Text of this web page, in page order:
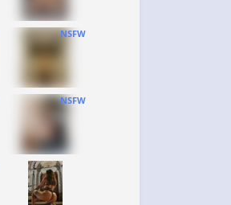
NSFW
NSFW